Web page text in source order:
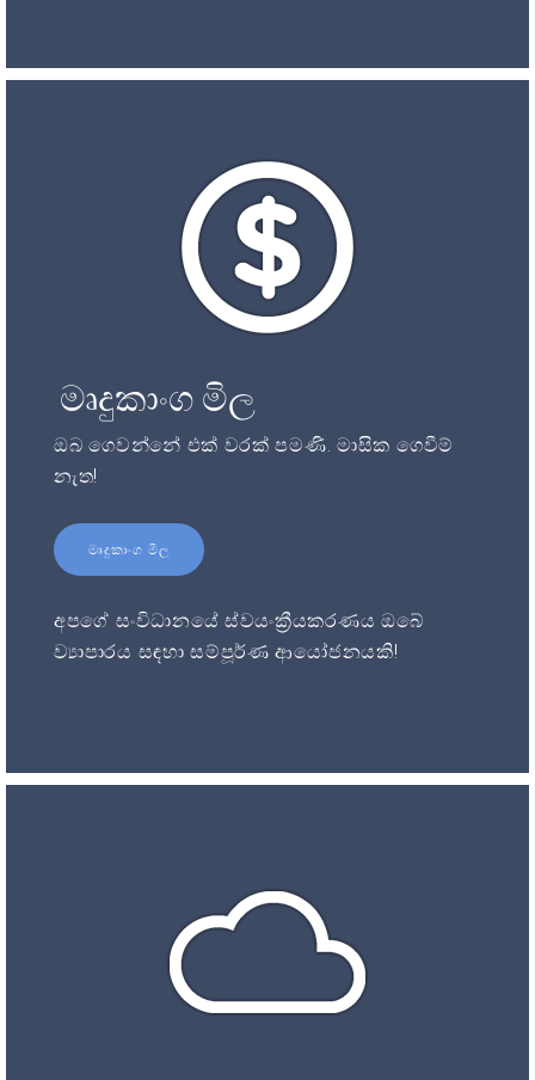
මෘදුකාංග මිල
ඔබ ගෙවන්නේ එක් වරක් පමණි. මාසික ගෙවීම්
නැත!
මෘදුකාංග මිල
අපගේ සංවිධානයේ ස්වයංක්‍රීයකරණය ඔබේ
ව්‍යාපාරය සඳහා සම්පූර්ණ ආයෝජනයකි!